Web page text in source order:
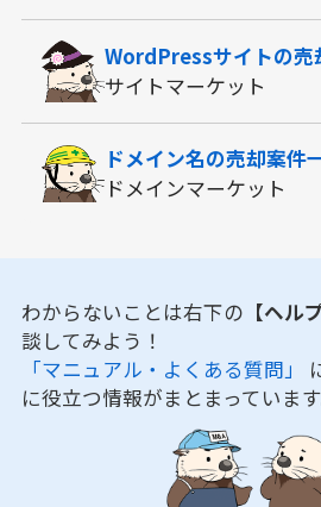
WordPressサイトの売
サイトマーケット
ドメイン名の売却案件
ドメインマーケット
わからないことは右下の 【ヘル
談してみよう！
「マニュアル・よくある質問」
に役立つ情報がまとまっています